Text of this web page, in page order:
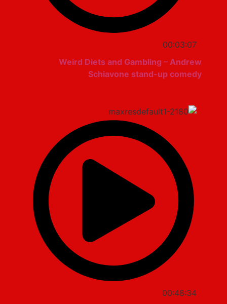
00:03:07
Weird Diets and Gambling – Andrew
Schiavone stand-up comedy
00:48:34